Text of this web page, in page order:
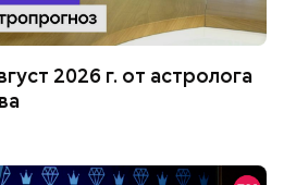
2026 г. от астролога